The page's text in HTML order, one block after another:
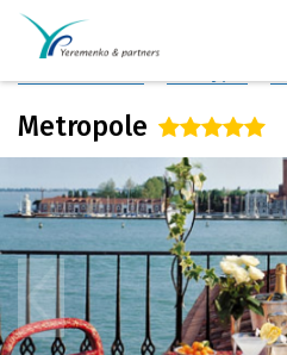
Италия
Metropole